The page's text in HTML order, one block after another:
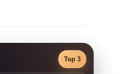
Top 3